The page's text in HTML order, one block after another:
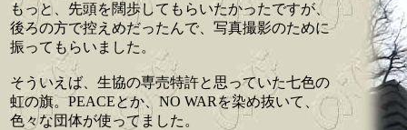
もっと、先頭を闊歩してもらいたかったですが、
後ろの方で控えめだったんで、写真撮影のために
振ってもらいました。
そういえば、生協の専売特許と思っていた七色の
虹の旗。PEACEとか、NO WARを染め抜いて、
色々な団体が使ってました。